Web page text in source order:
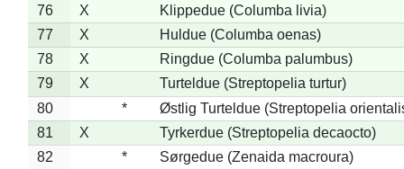
76
X
Klippedue (Columba livia)
77
X
Huldue (Columba oenas)
78
X
Ringdue (Columba palumbus)
79
X
Turteldue (Streptopelia turtur)
80
*
Østlig Turteldue (Streptopelia
81
X
Tyrkerdue (Streptopelia decaocto)
82
*
Sørgedue (Zenaida macroura)